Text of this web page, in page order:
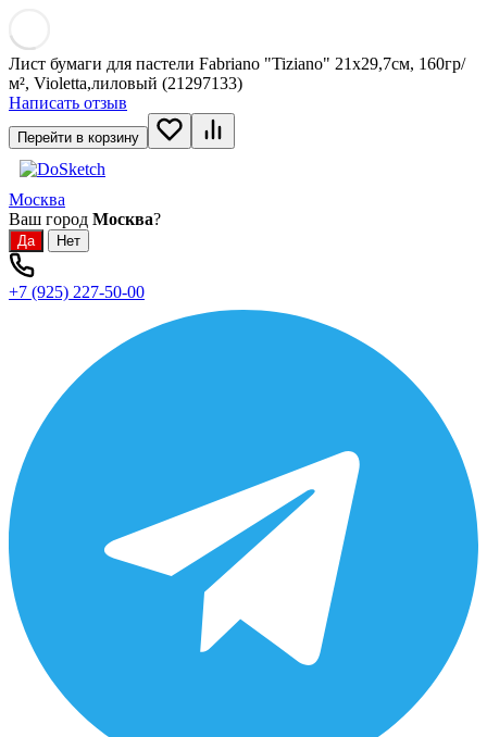
Лист бумаги для пастели Fabriano "Tiziano" 21x29,7см, 160гр/
м², Violetta,лиловый (21297133)
Написать отзыв
Перейти в корзину
Москва
Ваш город Москва?
+7 (925) 227-50-00